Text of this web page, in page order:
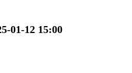
01-12 15:00